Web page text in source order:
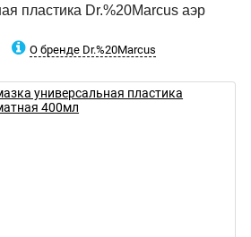
пластика Dr.%20Marcus аэр
О бренде Dr.%20Marcus